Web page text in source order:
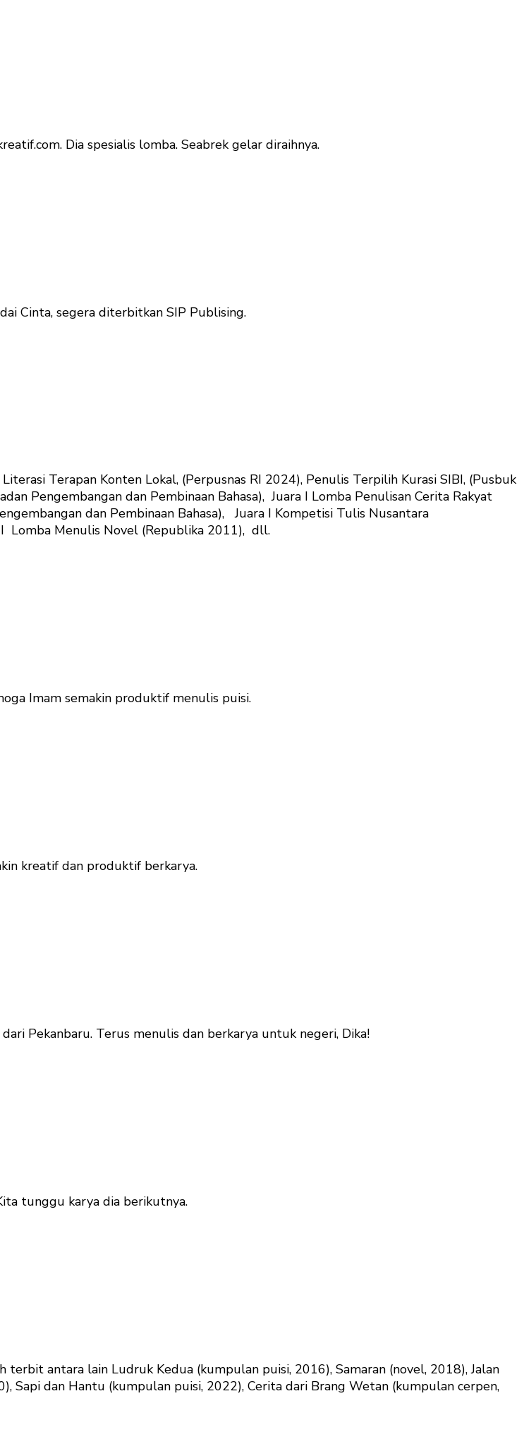
Dia spesialis lomba. Seabrek gelar diraihnya.
Cinta, segera diterbitkan SIP Publising.
Terapan Konten Lokal, (Perpusnas RI 2024), Penulis Terpilih Kurasi SIBI, (Pusbuk
Pengembangan dan Pembinaan Bahasa), Juara I Lomba Penulisan Cerita Rakyat
dan Pembinaan Bahasa), Juara I Kompetisi Tulis Nusantara
I Lomba Menulis Novel (Republika 2011), dll.
Imam semakin produktif menulis puisi.
kreatif dan produktif berkarya.
Pekanbaru. Terus menulis dan berkarya untuk negeri, Dika!
tunggu karya dia berikutnya.
antara lain Ludruk Kedua (kumpulan puisi, 2016), Samaran (novel, 2018), Jalan
Sapi dan Hantu (kumpulan puisi, 2022), Cerita dari Brang Wetan (kumpulan cerpen,